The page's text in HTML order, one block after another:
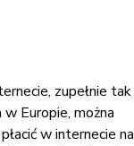
zupełnie tak
Europie, można
w internecie na